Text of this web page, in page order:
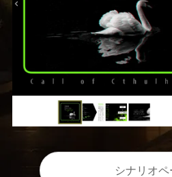
シナリオペ